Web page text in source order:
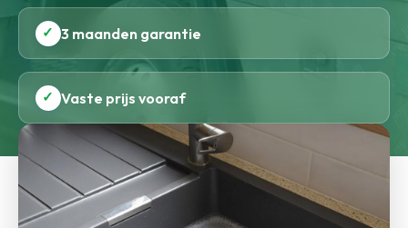
✓ 3 maanden garantie
✓ Vaste prijs vooraf